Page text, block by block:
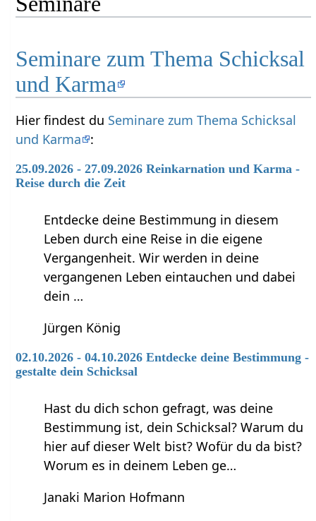
Seminare zum Thema Schicksal
und Karma
Hier findest du Seminare zum Thema Schicksal
und Karma
:
25.09.2026 - 27.09.2026 Reinkarnation und Karma -
Reise durch die Zeit
Entdecke deine Bestimmung in diesem
Leben durch eine Reise in die eigene
Vergangenheit. Wir werden in deine
vergangenen Leben eintauchen und dabei
dein …
Jürgen König
02.10.2026 - 04.10.2026 Entdecke deine Bestimmung -
gestalte dein Schicksal
Hast du dich schon gefragt, was deine
Bestimmung ist, dein Schicksal? Warum du
hier auf dieser Welt bist? Wofür du da bist?
Worum es in deinem Leben ge…
Janaki Marion Hofmann